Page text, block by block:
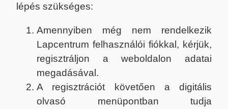
lépés szükséges:
Amennyiben még nem rendelkezik
Lapcentrum felhasználói fiókkal, kérjük,
regisztráljon a weboldalon adatai
megadásával.
A regisztrációt követően a digitális
olvasó menüpontban tudja